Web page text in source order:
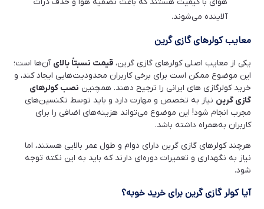
آلاینده می‌شوند.
معایب کولرهای گازی گرین
یکی از معایب اصلی کولرهای گازی گرین، قیمت نسبتاً بالای آن‌ها است؛
این موضوع ممکن است برای برخی کاربران محدودیت‌هایی ایجاد کند، و
خرید کولرگازی های ایرانی را ترجیح دهند. همچنین نصب کولرهای
گازی گرین نیاز به تخصص و مهارت دارد و باید توسط تکنسین‌های
مجرب انجام شود! این موضوع می‌تواند هزینه‌های اضافی را برای
کاربران به‌همراه داشته باشد.
هرچند کولرهای گازی گرین دارای دوام و طول عمر بالایی هستند، اما
نیاز به نگهداری و تعمیرات دوره‌ای دارند که باید به این نکته توجه
شود.
آیا کولر گازی گرین برای خرید خوبه؟